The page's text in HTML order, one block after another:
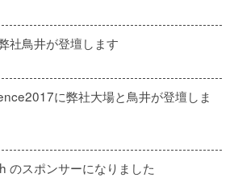
社鳥井が登壇します
に弊社大場と鳥井が登壇しま
のスポンサーになりました